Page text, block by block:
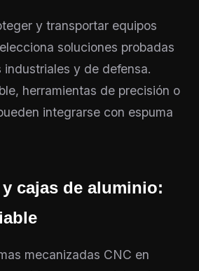
y transportar equipos
soluciones probadas
industriales y de defensa.
herramientas de precisión o
integrarse con espuma
cajas de aluminio:
mecanizadas CNC en